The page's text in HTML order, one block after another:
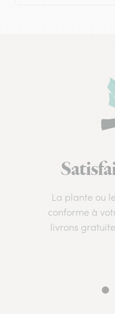
La plante ou
conforme à
livrons